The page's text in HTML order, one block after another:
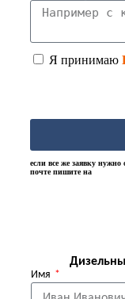
Я принимаю
если все же заявку нужно
почте пишите на
Имя